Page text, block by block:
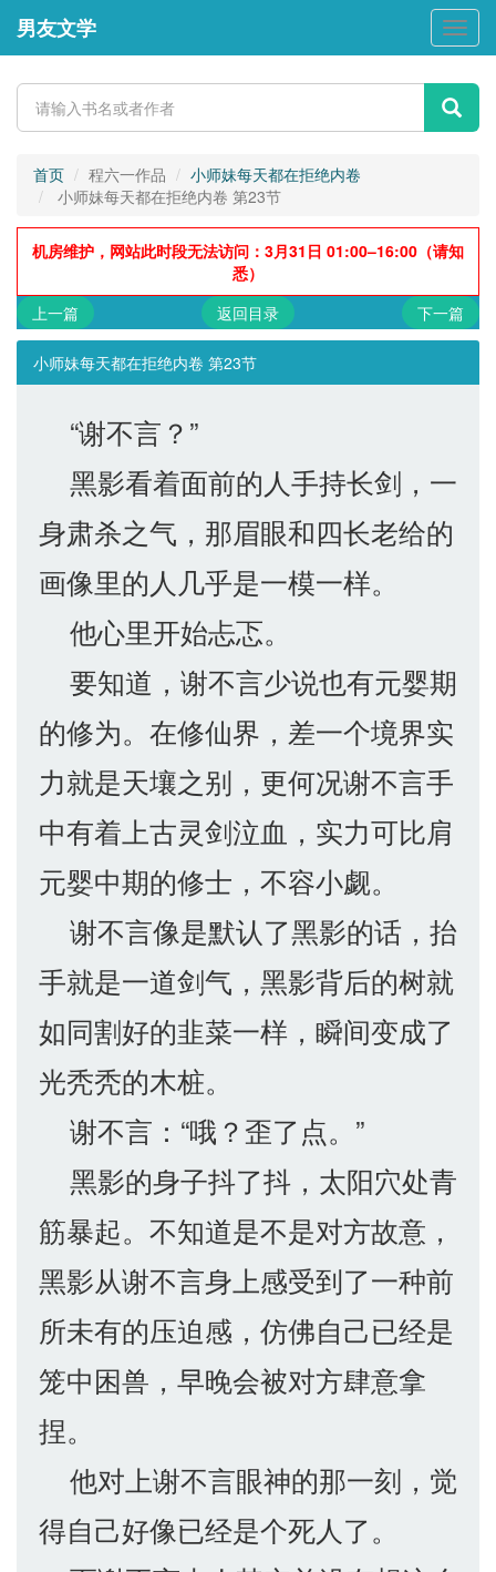
男
友
学
男友文学
首页 程六一作品
小师妹每天都在拒绝内卷
小师妹每天都在拒绝内卷 第23节
机房维护，网站此时段无法访问：3月31日 01:00–16:00（请知
悉）
上一篇
返回目录 下一篇
小师妹每天都在拒绝内卷 第23节
“谢不言？”
黑影看着面前的人手持长剑，一
身肃杀之气，那眉眼和四长老给的
画像里的人几乎是一模一样。
他心里开始忐忑。
要知道，谢不言少说也有元婴期
的修为。在修仙界，差一个境界实
力就是天壤之别，更何况谢不言手
中有着上古灵剑泣血，实力可比肩
元婴中期的修士，不容小觑。
谢不言像是默认了黑影的话，抬
手就是一道剑气，黑影背后的树就
如同割好的韭菜一样，瞬间变成了
光秃秃的木桩。
谢不言：“哦？歪了点。”
黑影的身子抖了抖，太阳穴处青
筋暴起。不知道是不是对方故意，
黑影从谢不言身上感受到了一种前
所未有的压迫感，仿佛自己已经是
笼中困兽，早晚会被对方肆意拿
捏。
他对上谢不言眼神的那一刻，觉
得自己好像已经是个死人了。